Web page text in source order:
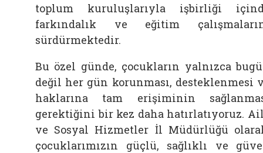
toplum kuruluşlarıyla işbirliği
farkındalık ve eğitim
sürdürmektedir.
Bu özel günde, çocukların yalnızca
değil her gün korunması, desteklenmesi
haklarına tam erişiminin
gerektiğini bir kez daha hatırlatıyoruz.
ve Sosyal Hizmetler İl Müdürlüğü
çocuklarımızın güçlü, sağlıklı ve